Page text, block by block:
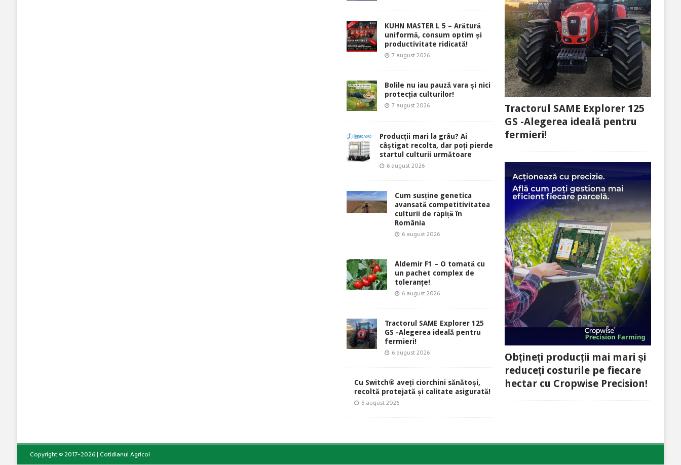
KUHN MASTER L 5 – Arătură
uniformă, consum optim și
productivitate ridicată!
7 august 2026
Bolile nu iau pauză vara și nici
protecția culturilor!
7 august 2026
Producții mari la grâu? Ai
câștigat recolta, dar poți pierde
startul culturii următoare
6 august 2026
Cum susține genetica
avansată competitivitatea
culturii de rapiță în
România
6 august 2026
Aldemir F1 – O tomată cu
un pachet complex de
toleranțe!
6 august 2026
Tractorul SAME Explorer 125
GS -Alegerea ideală pentru
fermieri!
6 august 2026
Cu Switch® aveți ciorchini sănătoși,
recoltă protejată și calitate asigurată!
5 august 2026
Tractorul SAME Explorer 125
GS -Alegerea ideală pentru
fermieri!
Obțineți producții mai mari și
reduceți costurile pe fiecare
hectar cu Cropwise Precision!
Copyright © 2017-2026 | Cotidianul Agricol